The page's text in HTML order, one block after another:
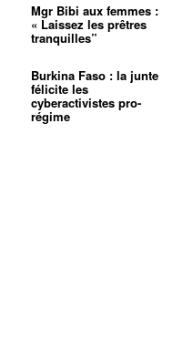
Mgr Bibi aux femmes :
« Laissez les prêtres
tranquilles”
Burkina Faso : la junte
félicite les
cyberactivistes pro-
régime